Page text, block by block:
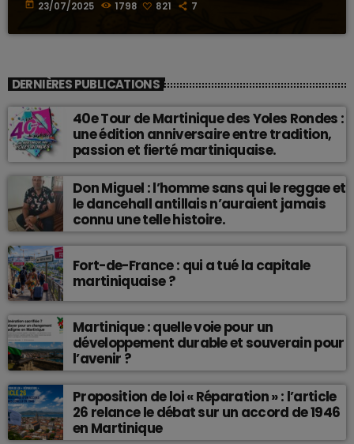
today 23/07/2025 1798 821 7
DERNIÈRES PUBLICATIONS
40e Tour de Martinique des Yoles Rondes :
une édition anniversaire entre tradition,
passion et fierté martiniquaise.
Don Miguel : l’homme sans qui le reggae et
le dancehall antillais n’auraient jamais
connu une telle histoire.
Fort-de-France : qui a tué la capitale
martiniquaise ?
Martinique : quelle voie pour un
développement durable et souverain pour
l’avenir ?
Proposition de loi « Réparation » : l’article
26 relance le débat sur un accord de 1946
en Martinique